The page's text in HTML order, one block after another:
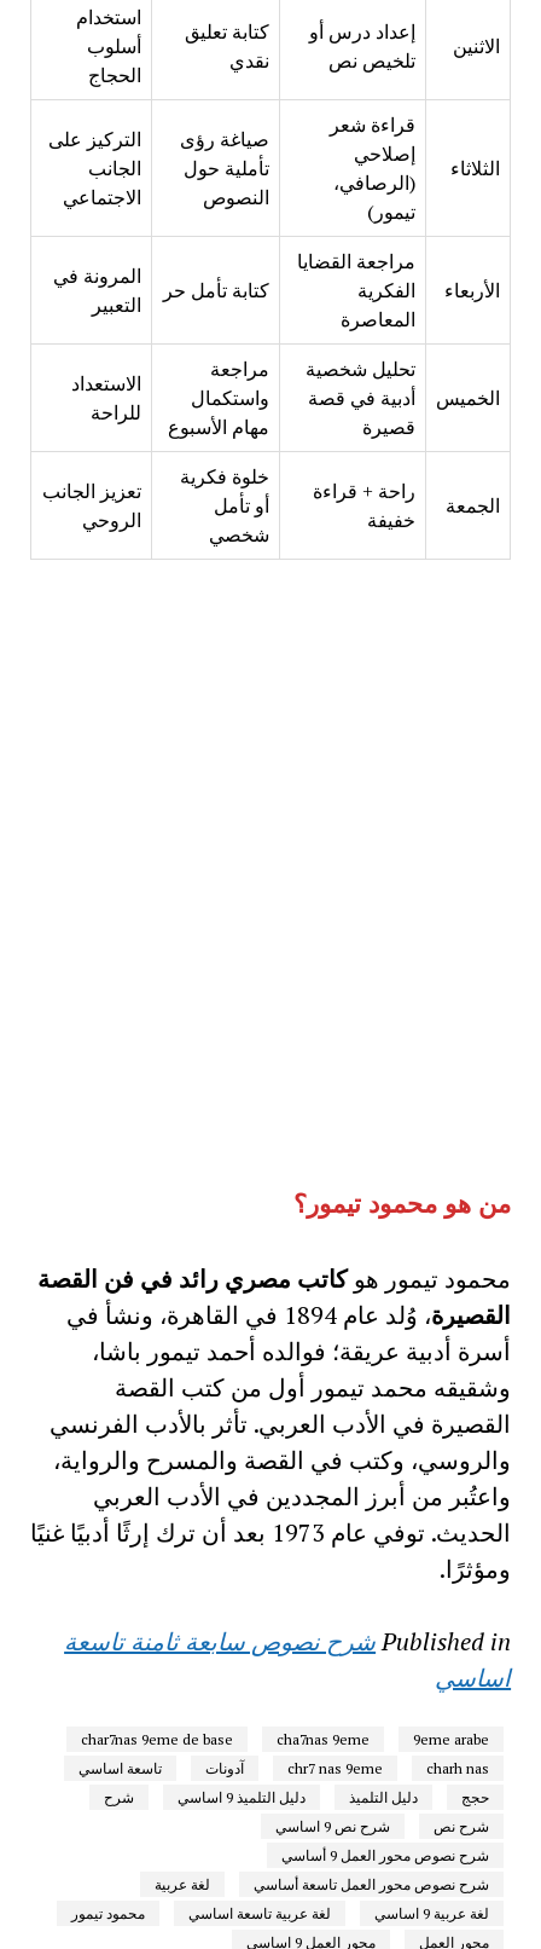
الاثنين
إعداد درس أو
تلخيص نص
كتابة تعليق
نقدي
استخدام
أسلوب
الحجاج
الثلاثاء
قراءة شعر
إصلاحي
(الرصافي،
تيمور)
صياغة رؤى
تأملية حول
النصوص
التركيز على
الجانب
الاجتماعي
الأربعاء
مراجعة القضايا
الفكرية
المعاصرة
كتابة تأمل حر
المرونة في
التعبير
الخميس
تحليل شخصية
أدبية في قصة
قصيرة
مراجعة
واستكمال
مهام الأسبوع
الاستعداد
للراحة
الجمعة
راحة + قراءة
خفيفة
خلوة فكرية
أو تأمل
شخصي
تعزيز الجانب
الروحي
من هو محمود تيمور؟
محمود تيمور هوكاتب مصري رائد في فن القصة
القصيرة
، وُلد عام 1894 في القاهرة، ونشأ في
أسرة أدبية عريقة؛ فوالده أحمد تيمور باشا،
وشقيقه محمد تيمور أول من كتب القصة
القصيرة في الأدب العربي. تأثر بالأدب الفرنسي
والروسي، وكتب في القصة والمسرح والرواية،
واعتُبر من أبرز المجددين في الأدب العربي
الحديث. توفي عام 1973 بعد أن ترك إرثًا أدبيًا غنيًا
ومؤثرًا.
Published inشرح نصوص سابعة ثامنة تاسعة
اساسي
9eme arabe
cha7nas 9eme
char7nas 9eme de base
charh nas
chr7 nas 9eme آدونات
تاسعة اساسي
حجج
دليل التلميذ دليل التلميذ 9 اساسي
شرح
شرح نص
شرح نص 9 اساسي
شرح نصوص محور العمل 9 أساسي
شرح نصوص محور العمل تاسعة أساسي
لغة عربية
لغة عربية 9 اساسي
لغة عربية تاسعة اساسي
محمود تيمور
محور العمل
محور العمل 9 اساسي